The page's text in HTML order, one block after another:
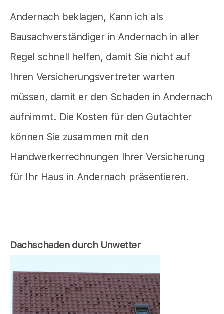
Andernach beklagen, Kann ich als
Bausachverständiger in Andernach in aller
Regel schnell helfen, damit Sie nicht auf
Ihren Versicherungsvertreter warten
müssen, damit er den Schaden in Andernach
aufnimmt. Die Kosten für den Gutachter
können Sie zusammen mit den
Handwerkerrechnungen Ihrer Versicherung
für Ihr Haus in Andernach präsentieren.
Dachschaden durch Unwetter